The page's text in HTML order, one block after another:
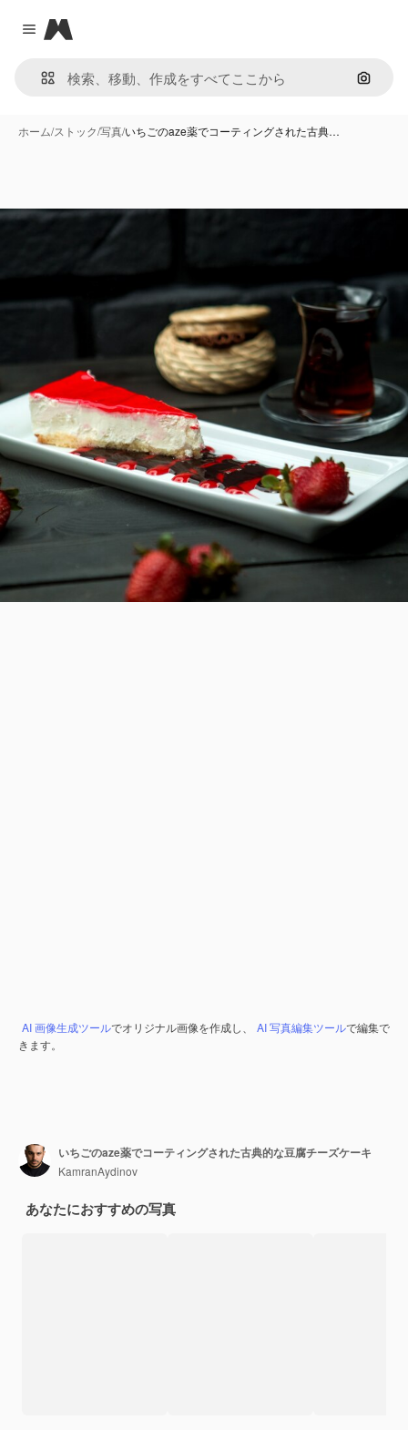
Close menu
Magnific
画像で
ホーム/ストック/写真/いちごのaze薬でコーティングされた古典…
AI 画像生成ツールでオリジナル画像を作成し、 AI 写真編集ツールで編集で
きます。
いちごのaze薬でコーティングされた古典的な豆腐チーズケーキ
KamranAydinov
あなたにおすすめの写真